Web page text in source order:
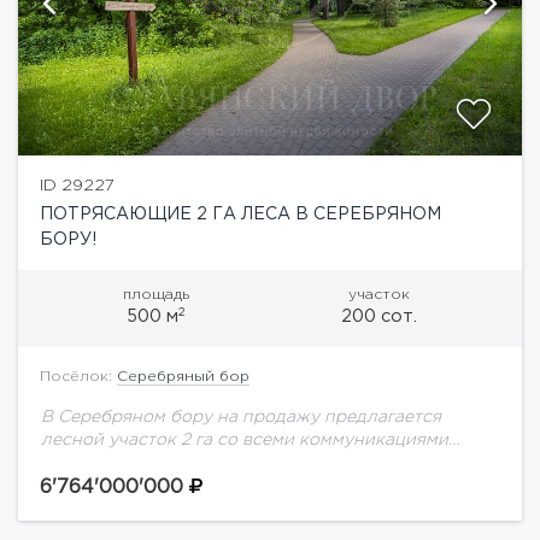
ID 29227
ПОТРЯСАЮЩИЕ 2 ГА ЛЕСА В СЕРЕБРЯНОМ
БОРУ!
площадь
500 м2
участок
200 сот.
Посёлок: Серебряный бор
В Серебряном бору на продажу предлагается
лесной участок 2 га со всеми коммуникациями
массиве в излучине Москвы реки, в экологически
6'764'000'000